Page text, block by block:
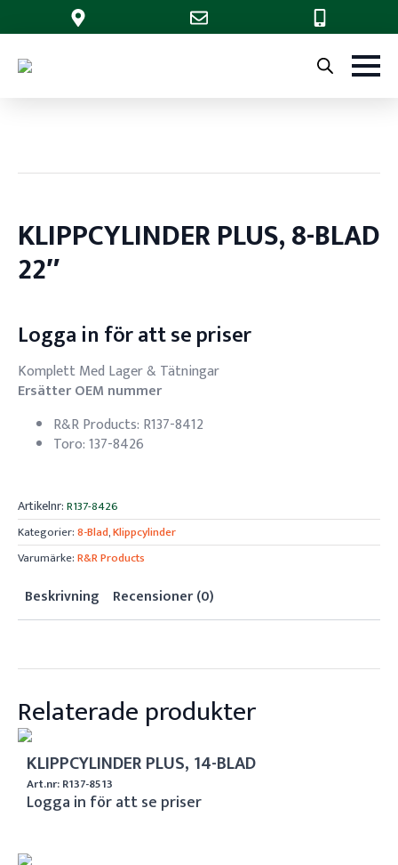
KLIPPCYLINDER PLUS, 8-BLAD
22″
Logga in för att se priser
Komplett Med Lager & Tätningar
Ersätter OEM nummer
R&R Products: R137-8412
Toro: 137-8426
Artikelnr:R137-8426
Kategorier:8-Blad,Klippcylinder
Varumärke:R&R Products
Beskrivning Recensioner (0)
Relaterade produkter
KLIPPCYLINDER PLUS, 14-BLAD
Art.nr: R137-8513
Logga in för att se priser